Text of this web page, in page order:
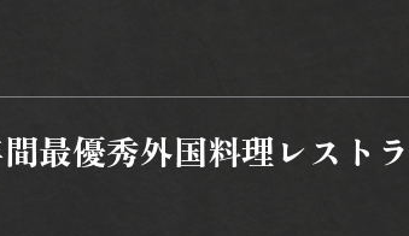
優秀外国料理レスト